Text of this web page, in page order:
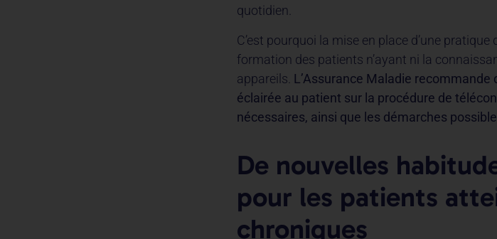
quotidien.
C’est pourquoi la mise en place d’une
formation des patients n’ayant ni la
appareils. L’Assurance Maladie
éclairée au patient sur la procédure de
nécessaires, ainsi que les démarches
De nouvelles
pour les patients
chroniques